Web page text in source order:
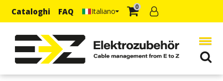
Cataloghi FAQ Italiano 0